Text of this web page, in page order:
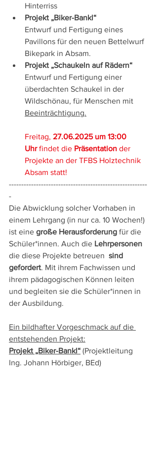
Hinterriss
Projekt „Biker-Bankl“
Entwurf und Fertigung eines
Pavillons für den neuen Bettelwurf
Bikepark in Absam.
Projekt „Schaukeln auf Rädern“
Entwurf und Fertigung einer
überdachten Schaukel in der
Wildschönau, für Menschen mit
Beeinträchtigung.
Freitag, 27.06.2025 um 13:00
Uhr findet die Präsentation der
Projekte an der TFBS Holztechnik
Absam statt!
--------------------------------------------------------
-
Die Abwicklung solcher Vorhaben in
einem Lehrgang (in nur ca. 10 Wochen!)
ist eine große Herausforderung für die
Schüler*innen. Auch die Lehrpersonen
die diese Projekte betreuen sind
gefordert. Mit ihrem Fachwissen und
ihrem pädagogischen Können leiten
und begleiten sie die Schüler*innen in
der Ausbildung.
Ein bildhafter Vorgeschmack auf die
entstehenden Projekt:
Projekt „Biker-Bankl“ (Projektleitung
Ing. Johann Hörbiger, BEd)